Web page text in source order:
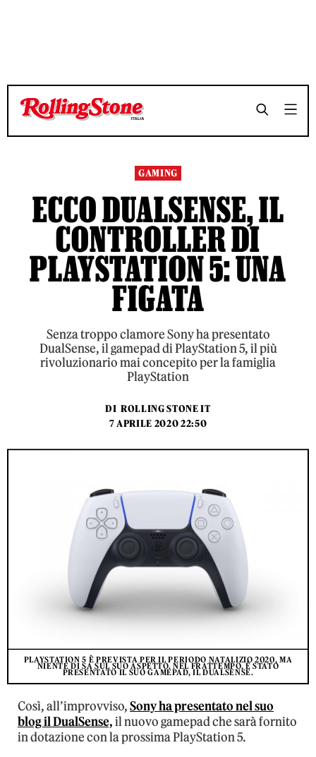
GAMING
ECCO DUALSENSE, IL
CONTROLLER DI
PLAYSTATION 5: UNA
FIGATA
Senza troppo clamore Sony ha presentato
DualSense, il gamepad di PlayStation 5, il più
rivoluzionario mai concepito per la famiglia
PlayStation
DI ROLLING STONE IT
7 APRILE 2020 22:50
PLAYSTATION 5 È PREVISTA PER IL PERIODO NATALIZIO 2020, MA
NIENTE DI SA SUL SUO ASPETTO. NEL FRATTEMPO, È STATO
PRESENTATO IL SUO GAMEPAD, IL DUALSENSE.
Così, all’improvviso,Sony ha presentato nel suo
blog il DualSense,il nuovo gamepad che sarà fornito
in dotazione con la prossima PlayStation 5.